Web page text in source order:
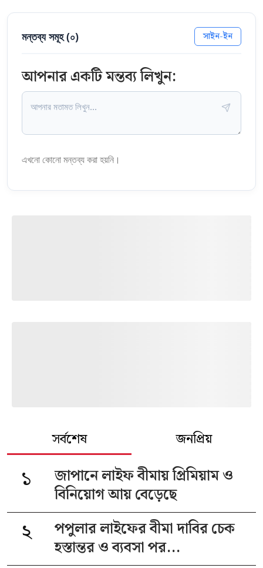
মন্তব্য সমূহ (০) সাইন-ইন
আপনার একটি মন্তব্য লিখুন:
এখনো কোনো মন্তব্য করা হয়নি।
সর্বশেষ জনপ্রিয়
১
জাপানে লাইফ বীমায় প্রিমিয়াম ও
বিনিয়োগ আয় বেড়েছে
২
পপুলার লাইফের বীমা দাবির চেক
হস্তান্তর ও ব্যবসা পর...